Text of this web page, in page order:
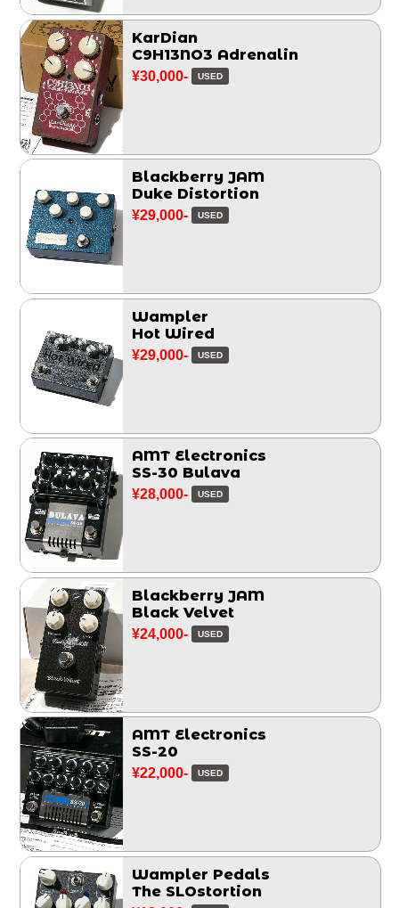
KarDian
C9H13NO3 Adrenalin
¥30,000- USED
Blackberry JAM
Duke Distortion
¥29,000- USED
Wampler
Hot Wired
¥29,000- USED
AMT Electronics
SS-30 Bulava
¥28,000- USED
Blackberry JAM
Black Velvet
¥24,000- USED
AMT Electronics
SS-20
¥22,000- USED
Wampler Pedals
The SLOstortion